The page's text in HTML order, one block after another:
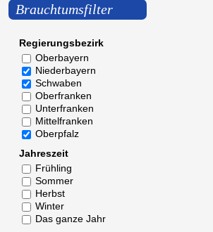
Brauchtumsfilter
Regierungsbezirk
Oberbayern
Niederbayern
Schwaben
Oberfranken
Unterfranken
Mittelfranken
Oberpfalz
Jahreszeit
Frühling
Sommer
Herbst
Winter
Das ganze Jahr